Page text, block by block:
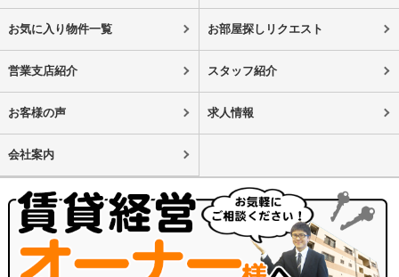
お気に入り物件一覧 お部屋探しリクエスト
営業支店紹介 スタッフ紹介
お客様の声 求人情報
会社案内